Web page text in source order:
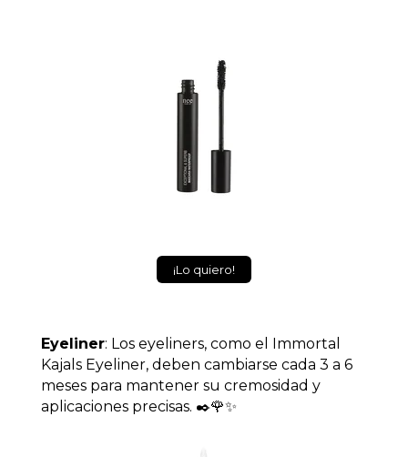
¡Lo quiero!
Eyeliner: Los eyeliners, como el Immortal
Kajals Eyeliner, deben cambiarse cada 3 a 6
meses para mantener su cremosidad y
aplicaciones precisas. ✒️🌹✨